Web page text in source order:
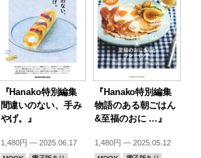
『Hanako特別編集
間違いのない、手み
やげ。』
1,480円 — 2025.06.17
『Hanako特別編集
物語のある朝ごはん
&至福のおに …』
1,480円 — 2025.05.12